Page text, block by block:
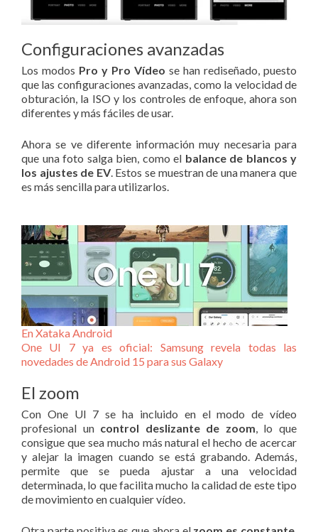
Configuraciones avanzadas
Los modos Pro y Pro Vídeo se han rediseñado, puesto
que las configuraciones avanzadas, como la velocidad de
obturación, la ISO y los controles de enfoque, ahora son
diferentes y más fáciles de usar.
Ahora se ve diferente información muy necesaria para
que una foto salga bien, como el balance de blancos y
los ajustes de EV. Estos se muestran de una manera que
es más sencilla para utilizarlos.
En Xataka Android
One UI 7 ya es oficial: Samsung revela todas las
novedades de Android 15 para sus Galaxy
El zoom
Con One UI 7 se ha incluido en el modo de vídeo
profesional uncontrol deslizante de zoom, lo que
consigue que sea mucho más natural el hecho de acercar
y alejar la imagen cuando se está grabando. Además,
permite que se pueda ajustar a una velocidad
determinada, lo que facilita mucho la calidad de este tipo
de movimiento en cualquier vídeo.